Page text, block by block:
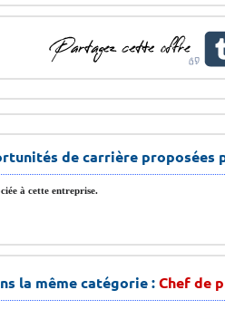
de carrière
à cette entreprise.
la même catégorie :Chef de